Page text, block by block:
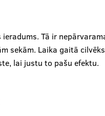
Tā ir
sekām. Laika gaitā
lai justu to pašu efektu.